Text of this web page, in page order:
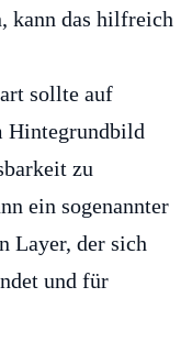
kann das hilfreich
sollte auf
Hintegrundbild
zu
ein sogenannter
Layer, der sich
und für